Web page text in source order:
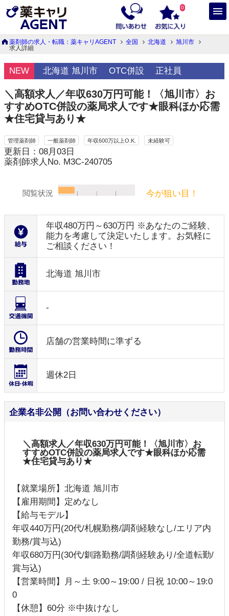
0
薬剤師の求人・転職：薬キャリAGENT 全国 北海道
旭川市
求人詳細
NEW 北海道 旭川市 OTC併設 正社員
＼高額求人／年収630万円可能！〈旭川市〉お
すすめOTC併設の薬局求人です★眼科ほか応需
★住宅貸与あり★
管理薬剤師 一般薬剤師 年収600万以上O.K. 未経験可
更新日：08月03日
薬剤師求人No. M3C-240705
閲覧状況 今が狙い目！
年収480万円～630万円 ※あなたのご経験、
能力を考慮して決定いたします。お気軽に
ご相談ください！
北海道 旭川市
-
店舗の営業時間に準ずる
週休2日
企業名非公開（お問い合わせください）
＼高額求人／年収630万円可能！〈旭川市〉お
すすめOTC併設の薬局求人です★眼科ほか応需
★住宅貸与あり★
【就業場所】北海道 旭川市
【雇用期間】定めなし
【給与モデル】
年収440万円(20代/札幌勤務/調剤経験なし/エリア内
勤務/賞与込)
年収680万円(30代/釧路勤務/調剤経験あり/全道転勤/
賞与込)
【営業時間】月～土 9:00～19:00 / 日祝 10:00～19:0
0
【休憩】60分 ※中抜けなし